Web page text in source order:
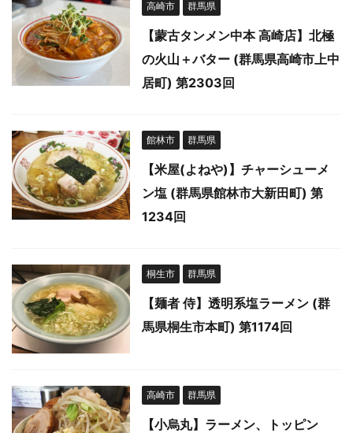
高崎市 群馬県
【蒙古タンメン中本 高崎店】北極
の火山＋バター (群馬県高崎市上中
居町) 第2303回
館林市 群馬県
【米屋(よねや)】チャーシューメ
ン塩 (群馬県館林市大新田町) 第
1234回
桐生市 群馬県
【麺者 侍】透明系塩ラーメン (群
馬県桐生市本町) 第1174回
高崎市 群馬県
【小烏丸】ラーメン、トッピン